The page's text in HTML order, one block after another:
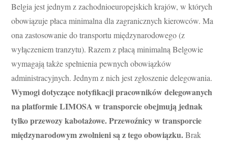
Belgia jest jednym z zachodnioeuropejskich krajów, w których
obowiązuje płaca minimalna dla zagranicznych kierowców. Ma
ona zastosowanie do transportu międzynarodowego (z
wyłączeniem tranzytu). Razem z płacą minimalną Belgowie
wymagają także spełnienia pewnych obowiązków
administracyjnych. Jednym z nich jest zgłoszenie delegowania.
Wymogi dotyczące notyfikacji pracowników delegowanych
na platformie LIMOSA w transporcie obejmują jednak
tylko przewozy kabotażowe. Przewoźnicy w transporcie
międzynarodowym zwolnieni są z tego obowiązku.Brak